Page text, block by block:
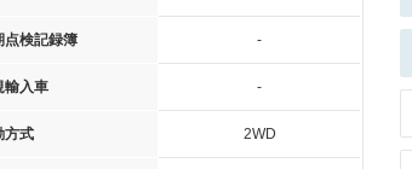
点検記録簿 -
輸入車 -
方式 2WD